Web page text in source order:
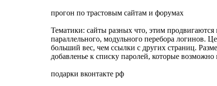
прогон по трастовым сайтам и форумах
Тематики: сайты разных что, этим
параллельного, модульного перебора логинов.
больший вес, чем ссылки с других страниц.
добавленье к списку паролей, которые
подарки вконтакте рф